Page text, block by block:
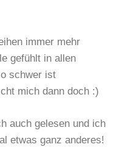
immer mehr
gefühlt in allen
schwer ist
mich dann doch :)
auch gelesen und ich
etwas ganz anderes!